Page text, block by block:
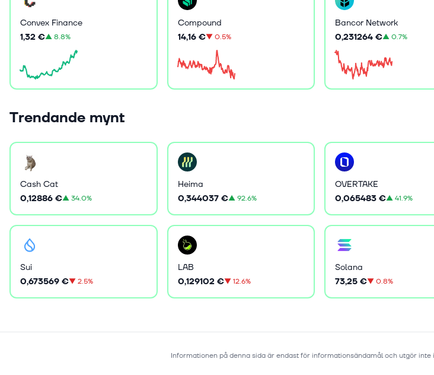
Convex Finance
1,32 €▲8.8%
Compound
14,16 €▼ 0.5%
Bancor Network
0,231264 €▲0.7%
Trendande mynt
Cash Cat
0,12886 €▲34.0%
Heima
0,344037 €▲ 92.6%
OVERTAKE
0,065483 €▲41.9%
Sui
0,673569 €▼2.5%
LAB
0,129102 €▼ 12.6%
Solana
73,25 €▼0.8%
Informationen på denna sida är endast för informationsändamål och utgör inte